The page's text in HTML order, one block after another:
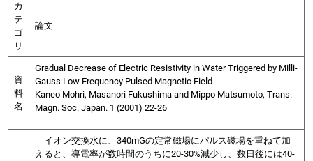
カ
テ
ゴ
リ
論文
資
料
名
Gradual Decrease of Electric Resistivity in Water Triggered by Milli-
Gauss Low Frequency Pulsed Magnetic Field
Kaneo Mohri, Masanori Fukushima and Mippo Matsumoto, Trans.
Magn. Soc. Japan. 1 (2001) 22-26
イオン交換水に、340mGの定常磁場にパルス磁場を重ねて加
えると、導電率が数時間のうちに20-30%減少し、数日後には40-